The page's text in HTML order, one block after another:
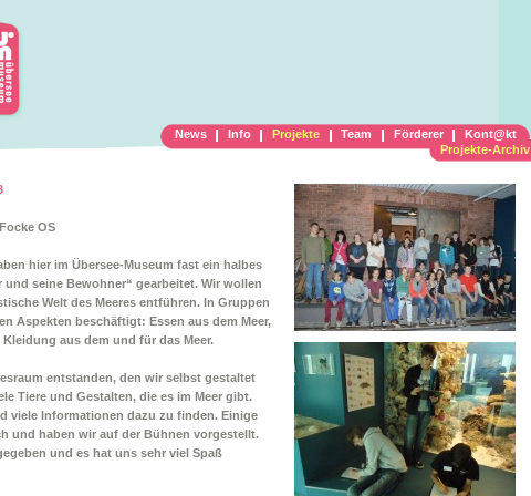
News Info Projekte Team Förderer
Kont@kt
Projekte-Archiv
OS
hier im Übersee-Museum fast ein halbes
und seine Bewohner“ gearbeitet. Wir wollen
Welt des Meeres entführen. In Gruppen
Aspekten beschäftigt: Essen aus dem Meer,
aus dem und für das Meer.
entstanden, den wir selbst gestaltet
Tiere und Gestalten, die es im Meer gibt.
viele Informationen dazu zu finden. Einige
und haben wir auf der Bühnen vorgestellt.
und es hat uns sehr viel Spaß